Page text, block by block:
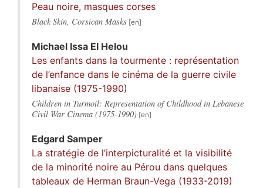
Peau noire, masques corses
Black Skin, Corsican Masks
Michael Issa El Helou
Les enfants dans la tourmente : représentation
de l’enfance dans le cinéma de la guerre civile
libanaise (1975-1990)
Children in Turmoil: Representation of Childhood in Lebanese
Civil War Cinema (1975-1990)
Edgard Samper
La stratégie de l’interpicturalité et la visibilité
de la minorité noire au Pérou dans quelques
tableaux de Herman Braun-Vega (1933-2019)